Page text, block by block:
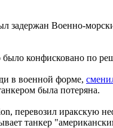
задержан Военно-
было конфисковано по
в военной форме,
была потеряна.
перевозил
танкер